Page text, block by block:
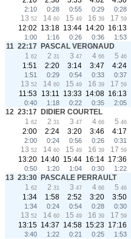
2:10 0:28 0:55 0:29 0:28
13 52 14 60 15 49 16 39 17 59
12:02 13:18 13:44 14:20 16:13
1:00 1:16 0:26 0:36 1:53
11 22:17 PASCAL VERGNAUD
1 62 2 31 3 47 4 66 5 46
1:51
2:20 3:14 3:47 4:24
1:51 0:29 0:54 0:33 0:37
13 52 14 60 15 49 16 39 17 59
11:53 13:11 13:33 14:08 16:13
0:40 1:18 0:22 0:35 2:05
12 23:17 DIDIER COURTEL
1 62 2 31 3 47 4 66 5 46
2:00
2:24 3:20 3:46 4:17
2:00 0:24 0:56 0:26 0:31
13 52 14 60 15 49 16 39 17 59
13:20 14:40 15:44 16:14 17:36
0:50 1:20 1:04 0:30 1:22
13 23:30 PASCALE PERRAULT
1 62 2 31 3 47 4 66 5 46
1:34
1:58 2:52 3:20 3:50
1:34 0:24 0:54 0:28 0:30
13 52 14 60 15 49 16 39 17 59
13:15 14:37 14:58 15:23 17:16
3:40 1:22 0:21 0:25 1:53